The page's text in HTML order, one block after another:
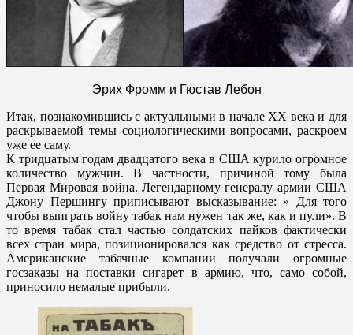
Эрих Фромм и Гюстав Лебон
Итак, познакомившись с актуальными в начале XX века и для
раскрываемой темы социологическими вопросами, раскроем
уже ее саму.
К тридцатым годам двадцатого века в США курило огромное
количество мужчин. В частности, причиной тому была
Первая Мировая война. Легендарному генералу армии США
Джону Першингу приписывают высказывание: » Для того
чтобы выиграть войну табак нам нужен так же, как и пули». В
то время табак стал частью солдатских пайков фактически
всех стран мира, позиционировался как средство от стресса.
Американские табачные компании получали огромные
госзаказы на поставки сигарет в армию, что, само собой,
приносило немалые прибыли.